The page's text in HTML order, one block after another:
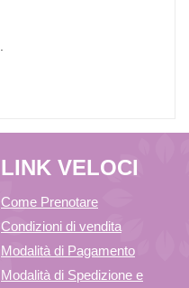
LINK VELOCI
Come Prenotare
Condizioni di vendita
Modalità di Pagamento
Modalità di Spedizione e